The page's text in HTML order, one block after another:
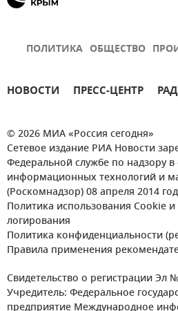
ПОЛИТИКА ОБЩЕСТВО
НОВОСТИ ПРЕСС-ЦЕНТР
© 2026 МИА «Россия сегодня»
Сетевое издание РИА Новости
Федеральной службе по надзору в
информационных технологий и
(Роскомнадзор) 08 апреля 2014
Политика использования Cookie
логирования
Политика конфиденциальности
Правила применения
Свидетельство о регистрации Эл
Учредитель: Федеральное